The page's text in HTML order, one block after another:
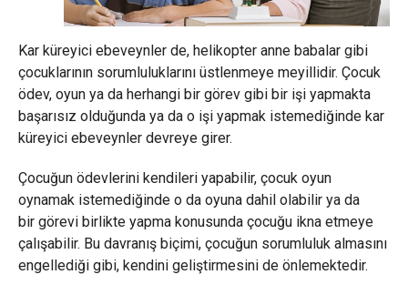
Kar küreyici ebeveynler de, helikopter anne babalar gibi
çocuklarının sorumluluklarını üstlenmeye meyillidir. Çocuk
ödev, oyun ya da herhangi bir görev gibi bir işi yapmakta
başarısız olduğunda ya da o işi yapmak istemediğinde kar
küreyici ebeveynler devreye girer.
Çocuğun ödevlerini kendileri yapabilir, çocuk oyun
oynamak istemediğinde o da oyuna dahil olabilir ya da
bir görevi birlikte yapma konusunda çocuğu ikna etmeye
çalışabilir. Bu davranış biçimi, çocuğun sorumluluk almasını
engellediği gibi, kendini geliştirmesini de önlemektedir.